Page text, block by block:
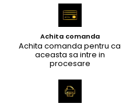
Achita comanda
Achita comanda pentru ca
aceasta sa intre in
procesare